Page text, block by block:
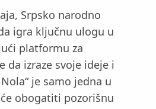
Srpsko narodno
igra ključnu ulogu u
platformu za
da izraze svoje ideje i
je samo jedna u
obogatiti pozorišnu